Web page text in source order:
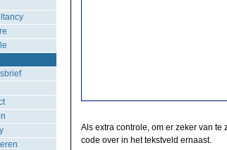
Als extra controle, om er zeker van
code over in het tekstveld ernaast.